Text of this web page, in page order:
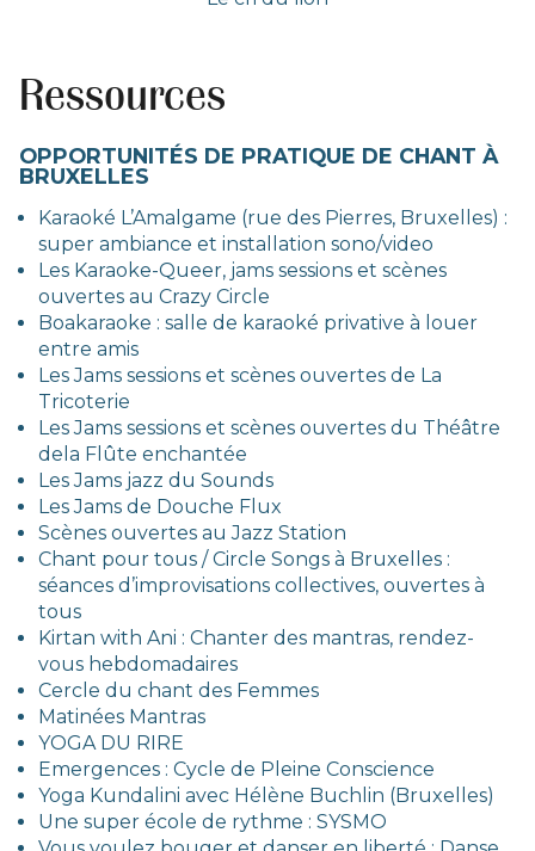
02:52
Ressources
OPPORTUNITÉS DE PRATIQUE DE CHANT À
BRUXELLES
Karaoké L’Amalgame (rue des Pierres, Bruxelles) :
super ambiance et installation sono/video
Les Karaoke-Queer, jams sessions et scènes
ouvertes au Crazy Circle
Boakaraoke : salle de karaoké privative à louer
entre amis
Les Jams sessions et scènes ouvertes de La
Tricoterie
Les Jams sessions et scènes ouvertes du Théâtre
dela Flûte enchantée
Les Jams jazz du Sounds
Les Jams de Douche Flux
Scènes ouvertes au Jazz Station
Chant pour tous / Circle Songs à Bruxelles :
séances d’improvisations collectives, ouvertes à
tous
Kirtan with Ani : Chanter des mantras, rendez-
vous hebdomadaires
Cercle du chant des Femmes
Matinées Mantras
YOGA DU RIRE
Emergences : Cycle de Pleine Conscience
Yoga Kundalini avec Hélène Buchlin (Bruxelles)
Une super école de rythme : SYSMO